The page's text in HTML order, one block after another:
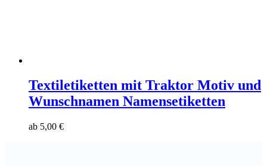
Textiletiketten mit Traktor Motiv und
Wunschnamen Namensetiketten
ab 5,00 €